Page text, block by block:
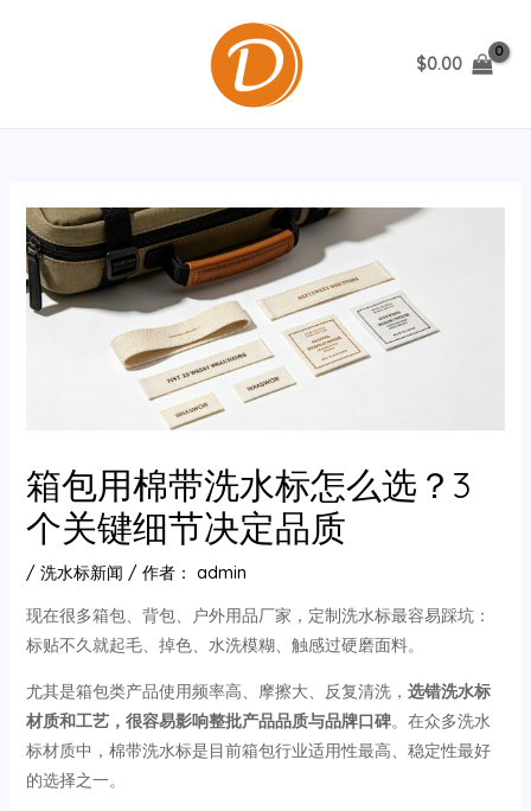
$0.00
箱包用棉带洗水标怎么选？3
个关键细节决定品质
/ 洗水标新闻 / 作者： admin
现在很多箱包、背包、户外用品厂家，定制洗水标最容易踩坑：
标贴不久就起毛、掉色、水洗模糊、触感过硬磨面料。
尤其是箱包类产品使用频率高、摩擦大、反复清洗， 选错洗水标
材质和工艺，很容易影响整批产品品质与品牌口碑。在众多洗水
标材质中，棉带洗水标是目前箱包行业适用性最高、稳定性最好
的选择之一。